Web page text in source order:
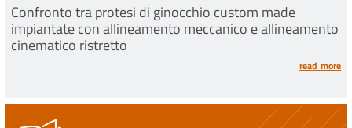
Confronto tra protesi di ginocchio custom made
impiantate con allineamento meccanico e allineamento
cinematico ristretto
read more